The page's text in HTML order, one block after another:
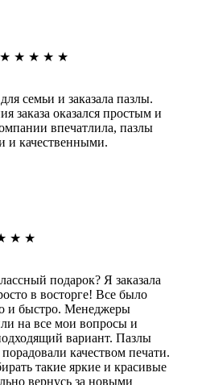
★ ★ ★ ★ ★
семьи и заказала пазлы.
заказа оказался простым и
впечатлила, пазлы
и качественными.
★ ★
подарок? Я заказала
в восторге! Все было
и быстро. Менеджеры
на все мои вопросы и
вариант. Пазлы
качеством печати.
такие яркие и красивые
вернусь за новыми